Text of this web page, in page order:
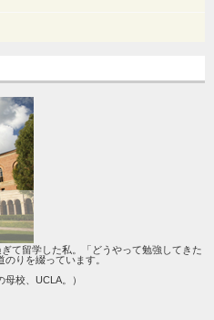
て留学した私。「どうやって勉強してきた
りを綴っています。
母校、UCLA。）